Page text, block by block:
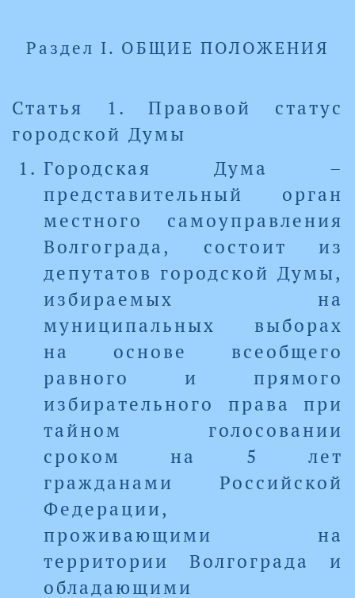
Раздел I. ОБЩИЕ ПОЛОЖЕНИЯ
Статья 1. Правовой статус
городской Думы
Городская Дума –
представительный орган
местного самоуправления
Волгограда, состоит из
депутатов городской Думы,
избираемых на
муниципальных выборах
на основе всеобщего
равного и прямого
избирательного права при
тайном голосовании
сроком на 5 лет
гражданами Российской
Федерации,
проживающими на
территории Волгограда и
обладающими